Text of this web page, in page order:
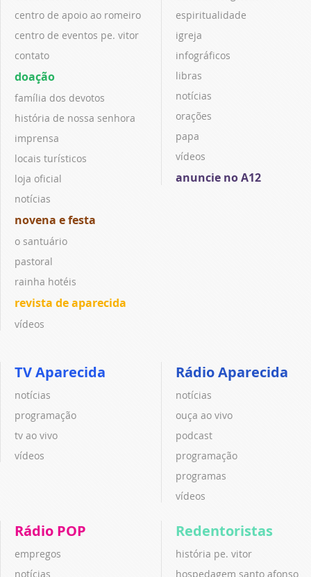
centro de apoio ao romeiro
centro de eventos pe. vitor
contato
doação
família dos devotos
história de nossa senhora
imprensa
locais turísticos
loja oficial
notícias
novena e festa
o santuário
pastoral
rainha hotéis
revista de aparecida
vídeos
espiritualidade
igreja
infográficos
libras
notícias
orações
papa
vídeos
anuncie no A12
TV Aparecida
notícias
programação
tv ao vivo
vídeos
Rádio Aparecida
notícias
ouça ao vivo
podcast
programação
programas
vídeos
Rádio POP
empregos
notícias
Redentoristas
história pe. vitor
hospedagem santo afonso